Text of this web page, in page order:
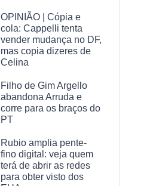
OPINIÃO | Cópia e
cola: Cappelli tenta
vender mudança no DF,
mas copia dizeres de
Celina
Filho de Gim Argello
abandona Arruda e
corre para os braços do
PT
Rubio amplia pente-
fino digital: veja quem
terá de abrir as redes
para obter visto dos